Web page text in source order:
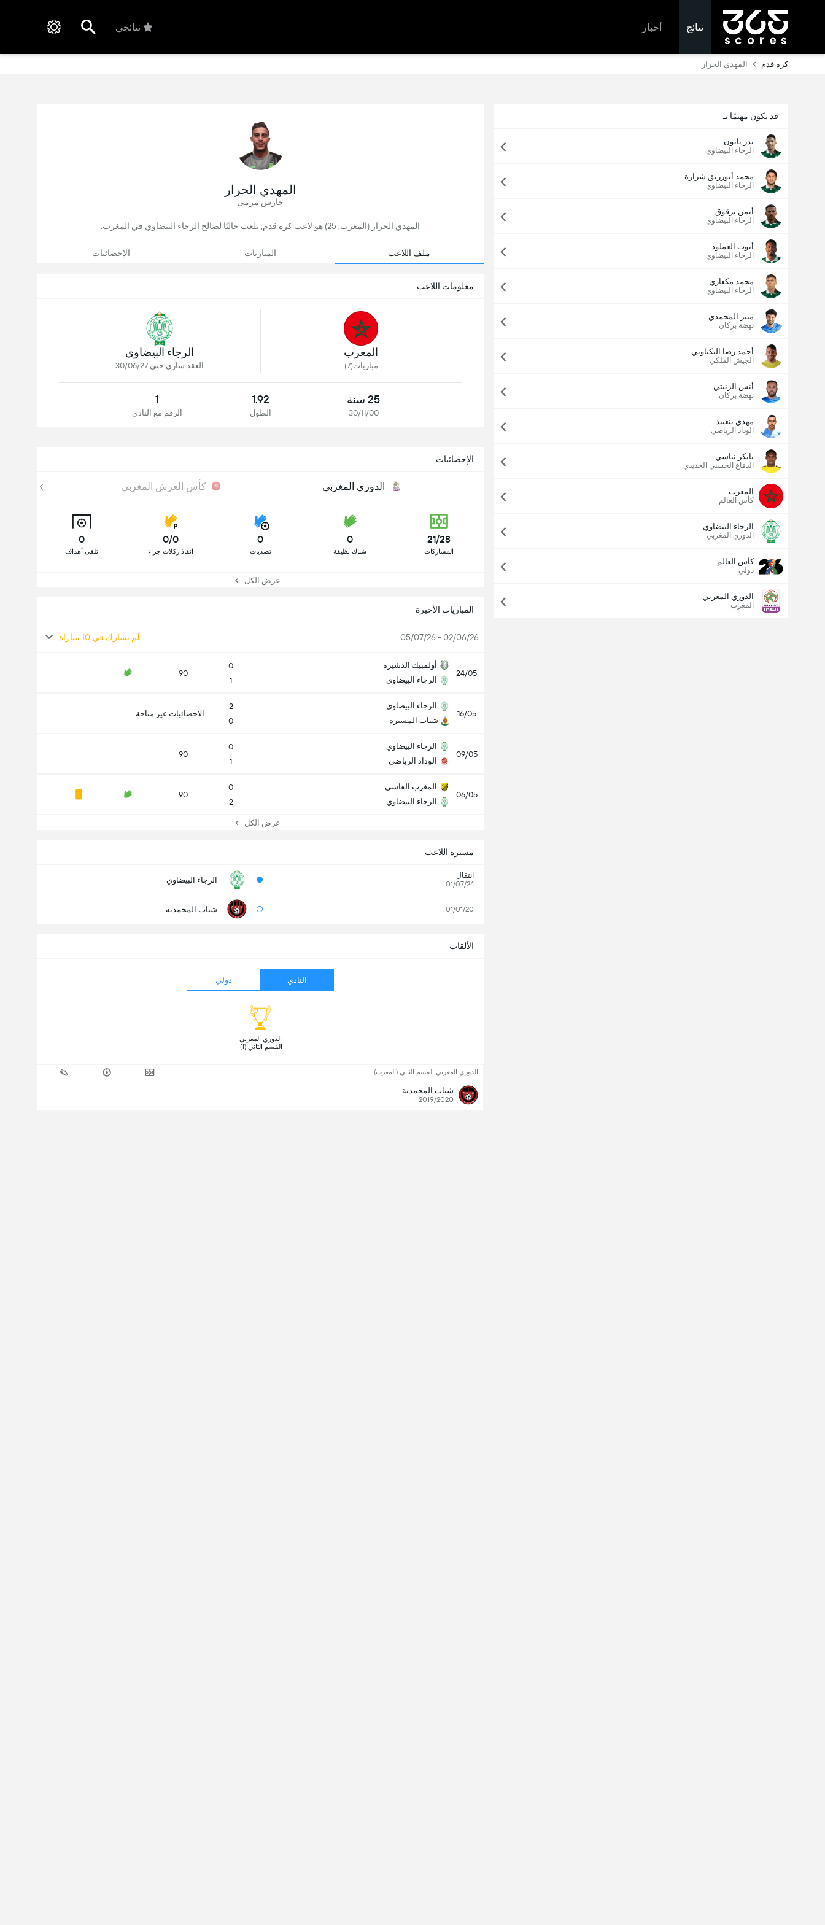
نتائج أخبار نتائجي
كرة قدم المهدي الحرار
قد تكون مهتمًا بـ
بدر بانون
الرجاء البيضاوي
محمد أبوزريق شرارة
الرجاء البيضاوي
أيمن برقوق
الرجاء البيضاوي
أيوب العملود
الرجاء البيضاوي
محمد مكعازي
الرجاء البيضاوي
منير المحمدي
نهضة بركان
أحمد رضا التكناوتي
الجيش الملكي
أنس الزنيتي
نهضة بركان
مهدي بنعبيد
الوداد الرياضي
بابكر نياسي
الدفاع الحسني الجديدي
المغرب
كأس العالم
الرجاء البيضاوي
الدوري المغربي
كأس العالم
دولي
الدوري المغربي
المغرب
المهدي الحرار
حارس مرمى
المهدي الحرار (المغرب, 25) هو لاعب كرة قدم, يلعب حاليًا لصالح الرجاء البيضاوي في المغرب.
ملف اللاعب المباريات الإحصائيات
معلومات اللاعب
المغرب
مباريات(7)
الرجاء البيضاوي
العقد ساري حتى 30/06/27
25 سنة
30/11/00
1.92
الطول
1
الرقم مع النادي
الإحصائيات
الدوري المغربي كأس العرش المغربي
21/28
المشاركات
0
شباك نظيفة
0
تصديات
0/0
انقاذ ركلات جزاء
0
تلقى أهداف
عرض الكل
المباريات الأخيرة
02/06/26 - 05/07/26 لم يشارك في 10 مباراة
24/05
أولمبيك الدشيرة
الرجاء البيضاوي
0
1
90
16/05
الرجاء البيضاوي
شباب المسيرة
2
0
الاحصائيات غير متاحة
09/05
الرجاء البيضاوي
الوداد الرياضي
0
1
90
06/05
المغرب الفاسي
الرجاء البيضاوي
0
2
90
عرض الكل
مسيرة اللاعب
انتقال
01/07/24
الرجاء البيضاوي
01/01/20 شباب المحمدية
الألقاب
النادي دولي
القسم الثاني (1)
الدوري المغربي القسم الثاني (المغرب)
شباب المحمدية
2019/2020